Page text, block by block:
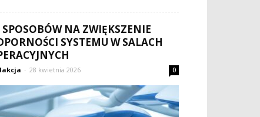
NA ZWIĘKSZENIE
SYSTEMU W SALACH
- 28 kwietnia 2026 0